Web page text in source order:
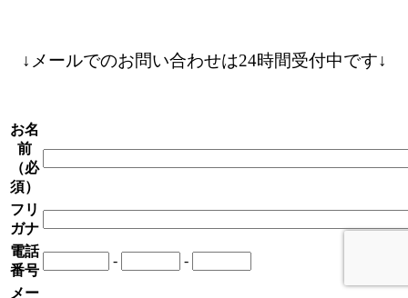
↓メールでのお問い合わせは24時間受付中です↓
お名
前
（必
須）
フリ
ガナ
電話
番号
- -
メー